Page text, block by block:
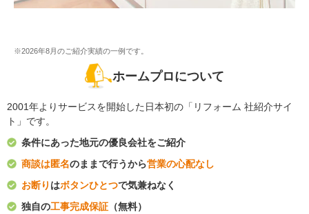
※2026年8月のご紹介実績の一例です。
ホームプロについて
2001年よりサービスを開始した日本初の「リフォーム 社紹介サイ
ト」です。
条件にあった地元の優良会社をご紹介
商談は匿名のままで行うから営業の心配なし
お断り はボタンひとつで気兼ねなく
独自の工事完成保証 （無料）